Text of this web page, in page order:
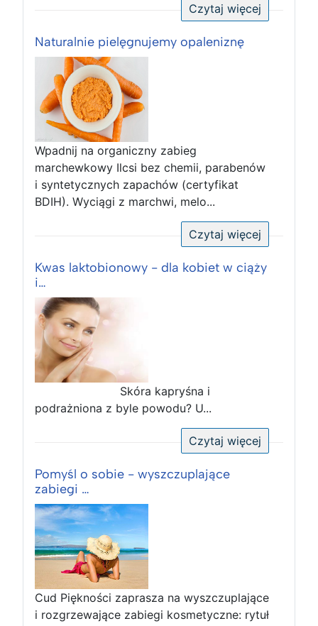
Czytaj więcej
Naturalnie pielęgnujemy opaleniznę
Wpadnij na organiczny zabieg
marchewkowy Ilcsi bez chemii, parabenów
i syntetycznych zapachów (certyfikat
BDIH). Wyciągi z marchwi, melo...
Czytaj więcej
Kwas laktobionowy - dla kobiet w ciąży
i…
Skóra kapryśna i
podrażniona z byle powodu? U...
Czytaj więcej
Pomyśl o sobie - wyszczuplające
zabiegi …
Cud Piękności zaprasza na wyszczuplające
i rozgrzewające zabiegi kosmetyczne: rytuł